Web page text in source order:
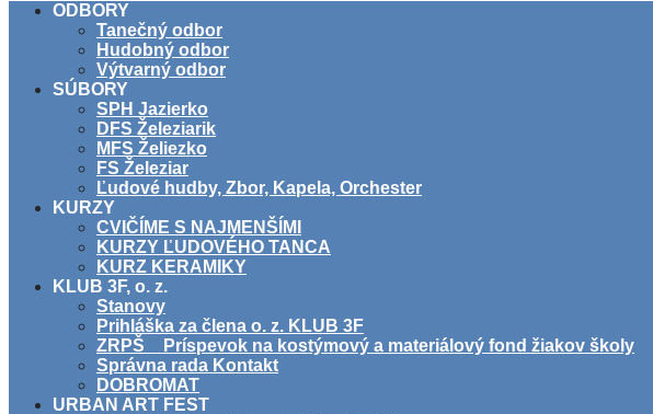
ODBORY
Tanečný odbor
Hudobný odbor
Výtvarný odbor
SÚBORY
SPH Jazierko
DFS Železiarik
MFS Želiezko
FS Železiar
Ľudové hudby, Zbor, Kapela, Orchester
KURZY
CVIČÍME S NAJMENŠÍMI
KURZY ĽUDOVÉHO TANCA
KURZ KERAMIKY
KLUB 3F, o. z.
Stanovy
Prihláška za člena o. z. KLUB 3F
ZRPŠ _ Príspevok na kostýmový a materiálový fond žiakov školy
Správna rada Kontakt
DOBROMAT
URBAN ART FEST